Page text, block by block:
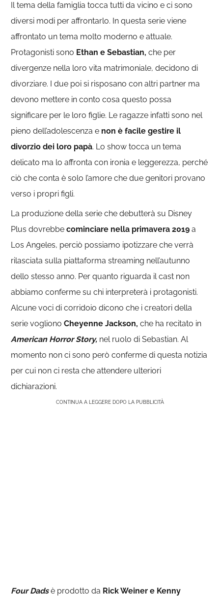
Il tema della famiglia tocca tutti da vicino e ci sono
diversi modi per affrontarlo. In questa serie viene
affrontato un tema molto moderno e attuale.
Protagonisti sono Ethan e Sebastian, che per
divergenze nella loro vita matrimoniale, decidono di
divorziare. I due poi si risposano con altri partner ma
devono mettere in conto cosa questo possa
significare per le loro figlie. Le ragazze infatti sono nel
pieno dell’adolescenza e non è facile gestire il
divorzio dei loro papà. Lo show tocca un tema
delicato ma lo affronta con ironia e leggerezza, perché
ciò che conta è solo l’amore che due genitori provano
verso i propri figli.
La produzione della serie che debutterà su Disney
Plus dovrebbecominciare nella primavera 2019 a
Los Angeles, perciò possiamo ipotizzare che verrà
rilasciata sulla piattaforma streaming nell’autunno
dello stesso anno. Per quanto riguarda il cast non
abbiamo conferme su chi interpreterà i protagonisti.
Alcune voci di corridoio dicono che i creatori della
serie vogliono Cheyenne Jackson, che ha recitato in
American Horror Story, nel ruolo di Sebastian. Al
momento non ci sono però conferme di questa notizia
per cui non ci resta che attendere ulteriori
dichiarazioni.
CONTINUA A LEGGERE DOPO LA PUBBLICITÀ
Four Dadsè prodotto da Rick Weiner e Kenny